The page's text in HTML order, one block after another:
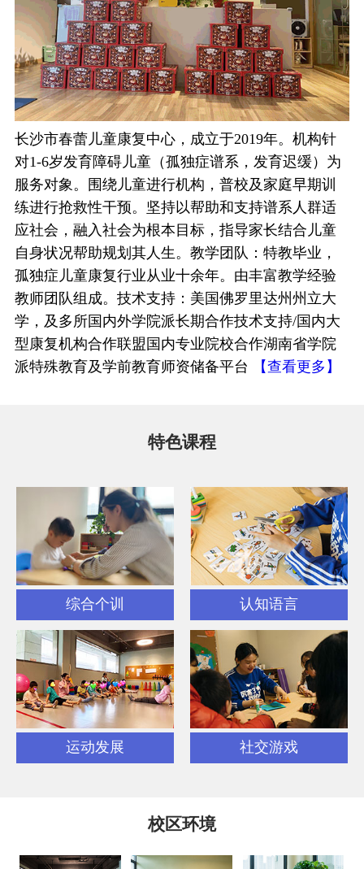
长沙市春蕾儿童康复中心，成立于2019年。机构针
对1-6岁发育障碍儿童（孤独症谱系，发育迟缓）为
服务对象。围绕儿童进行机构，普校及家庭早期训
练进行抢救性干预。坚持以帮助和支持谱系人群适
应社会，融入社会为根本目标，指导家长结合儿童
自身状况帮助规划其人生。教学团队：特教毕业，
孤独症儿童康复行业从业十余年。由丰富教学经验
教师团队组成。技术支持：美国佛罗里达州州立大
学，及多所国内外学院派长期合作技术支持/国内大
型康复机构合作联盟国内专业院校合作湖南省学院
派特殊教育及学前教育师资储备平台
【查看更多】
特色课程
综合个训 认知语言
运动发展 社交游戏
校区环境